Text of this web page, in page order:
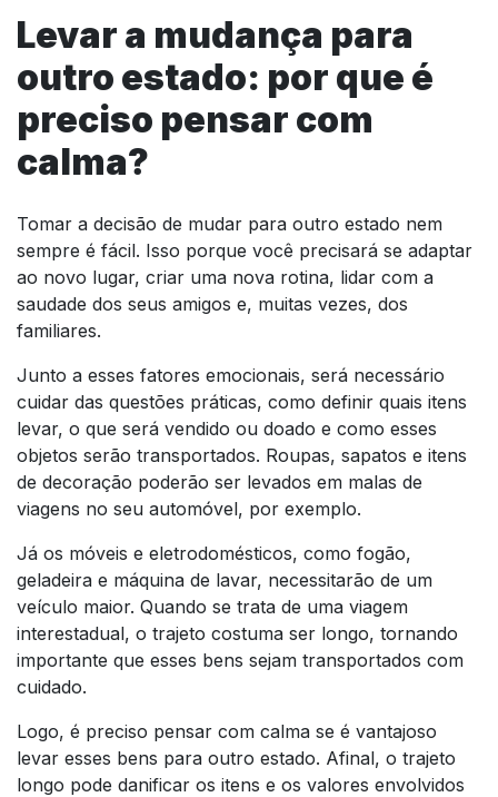
Levar a mudança para
outro estado: por que é
preciso pensar com
calma?
Tomar a decisão de mudar para outro estado nem
sempre é fácil. Isso porque você precisará se adaptar
ao novo lugar, criar uma nova rotina, lidar com a
saudade dos seus amigos e, muitas vezes, dos
familiares.
Junto a esses fatores emocionais, será necessário
cuidar das questões práticas, como definir quais itens
levar, o que será vendido ou doado e como esses
objetos serão transportados. Roupas, sapatos e itens
de decoração poderão ser levados em malas de
viagens no seu automóvel, por exemplo.
Já os móveis e eletrodomésticos, como fogão,
geladeira e máquina de lavar, necessitarão de um
veículo maior. Quando se trata de uma viagem
interestadual, o trajeto costuma ser longo, tornando
importante que esses bens sejam transportados com
cuidado.
Logo, é preciso pensar com calma se é vantajoso
levar esses bens para outro estado. Afinal, o trajeto
longo pode danificar os itens e os valores envolvidos